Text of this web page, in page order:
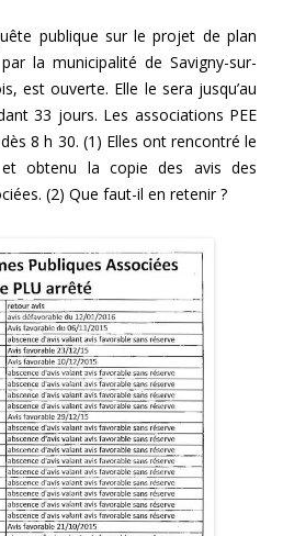
publique sur le projet de plan
la municipalité de Savigny-sur-
est ouverte. Elle le sera jusqu’au
33 jours. Les associations PEE
8 h 30. (1) Elles ont rencontré le
et obtenu la copie des avis des
(2) Que faut-il en retenir ?